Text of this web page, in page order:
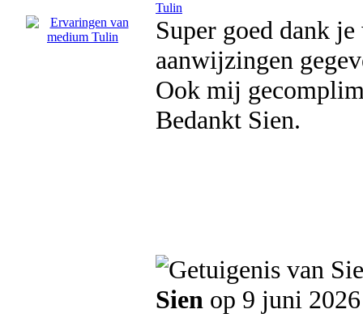
Tulin
Super goed dank
aanwijzingen
Ook mij
Bedankt Sien.
Sien op 9 juni 2026